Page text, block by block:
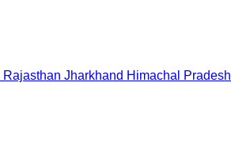
Rajasthan Jharkhand Himachal Pradesh